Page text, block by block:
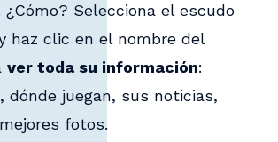
¿Cómo? Selecciona el escudo
haz clic en el nombre del
ver toda su información:
dónde juegan, sus noticias,
fotos.